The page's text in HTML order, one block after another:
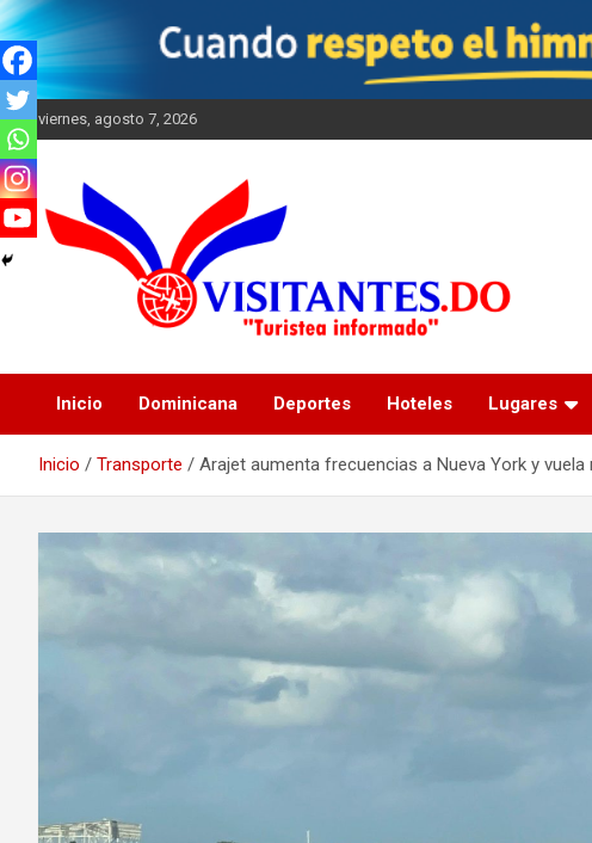
Saltar
al
contenido
viernes, agosto 7, 2026
Visitantes
Inicio Dominicana Deportes Hoteles Lugares
Inicio Transporte Arajet aumenta frecuencias a Nueva York y